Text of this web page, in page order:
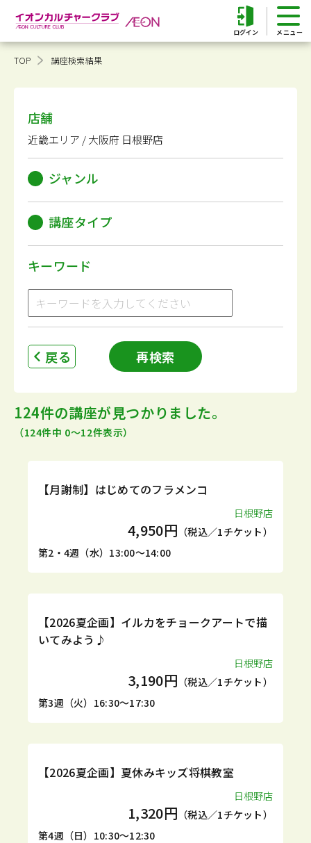
ログイン
TOP 講座検索結果
店舗
近畿エリア / 大阪府 日根野店
ジャンル
講座タイプ
キーワード
戻る 再検索
124件の講座が見つかりました。
（124件中 0〜12件表示）
定期 体験
【月謝制】はじめてのフラメンコ
日根野店
4,950円 （税込／1チケット）
第2・4週（水）13:00～14:00
1DAY
【2026夏企画】イルカをチョークアートで描
いてみよう♪
日根野店
3,190円 （税込／1チケット）
第3週（火）16:30～17:30
1DAY
【2026夏企画】夏休みキッズ将棋教室
日根野店
1,320円 （税込／1チケット）
第4週（日）10:30～12:30